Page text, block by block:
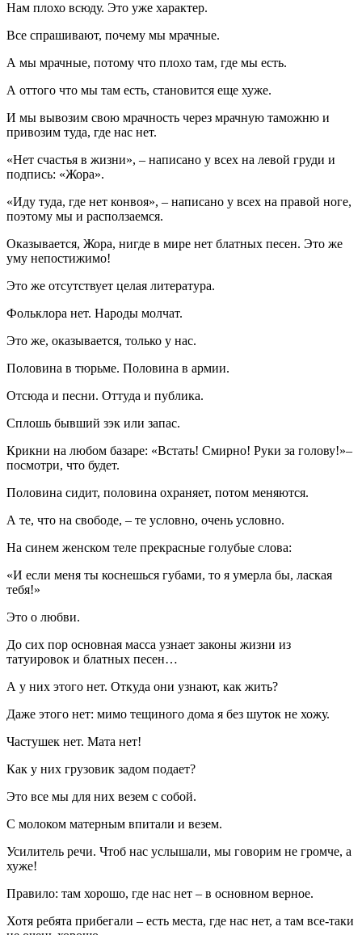
Нам плохо всюду. Это уже характер.
Все спрашивают, почему мы мрачные.
А мы мрачные, потому что плохо там, где мы есть.
А оттого что мы там есть, становится еще хуже.
И мы вывозим свою мрачность через мрачную таможню и
привозим туда, где нас нет.
«Нет счастья в жизни», – написано у всех на левой груди и
подпись: «Жора».
«Иду туда, где нет конвоя», – написано у всех на правой ноге,
поэтому мы и расползаемся.
Оказывается, Жора, нигде в мире нет блатных песен. Это же
уму непостижимо!
Это же отсутствует целая литература.
Фольклора нет. Народы молчат.
Это же, оказывается, только у нас.
Половина в тюрьме. Половина в армии.
Отсюда и песни. Оттуда и публика.
Сплошь бывший зэк или запас.
Крикни на любом базаре: «Встать! Смирно! Руки за голову!»–
посмотри, что будет.
Половина сидит, половина охраняет, потом меняются.
А те, что на свободе, – те условно, очень условно.
На синем женском теле прекрасные голубые слова:
«И если меня ты коснешься губами, то я умерла бы, лаская
тебя!»
Это о любви.
До сих пор основная масса узнает законы жизни из
татуировок и блатных песен…
А у них этого нет. Откуда они узнают, как жить?
Даже этого нет: мимо тещиного дома я без шуток не хожу.
Частушек нет. Мата нет!
Как у них грузовик задом подает?
Это все мы для них везем с собой.
С молоком матерным впитали и везем.
Усилитель речи. Чтоб нас услышали, мы говорим не громче, а
хуже!
Правило: там хорошо, где нас нет – в основном верное.
Хотя ребята прибегали – есть места, где нас нет, а там все-таки